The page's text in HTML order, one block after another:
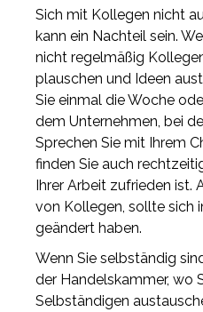
Sich mit Kollegen nicht
kann ein Nachteil sein.
nicht regelmäßig
plauschen und Ideen
Sie einmal die Woche
dem Unternehmen, bei
Sprechen Sie mit Ihrem
finden Sie auch
Ihrer Arbeit zufrieden ist.
von Kollegen, sollte sich
geändert haben.
Wenn Sie selbständig
der Handelskammer, wo
Selbständigen